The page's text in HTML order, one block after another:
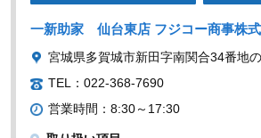
一新助家 仙台東店 フジコー商事株
宮城県多賀城市新田字南関合34番地
TEL：022-368-7690
営業時間：8:30～17:30